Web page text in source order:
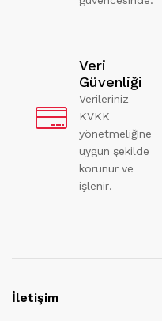
Veri
Güvenliği
Verileriniz
KVKK
yönetmeliğine
uygun şekilde
korunur ve
işlenir.
İletişim